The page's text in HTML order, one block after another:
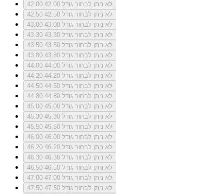
42.00
לא ניתן לבחור גודל 42.00
42.50
לא ניתן לבחור גודל 42.50
43.00
לא ניתן לבחור גודל 43.00
43.30
לא ניתן לבחור גודל 43.30
43.50
לא ניתן לבחור גודל 43.50
43.80
לא ניתן לבחור גודל 43.80
44.00
לא ניתן לבחור גודל 44.00
44.20
לא ניתן לבחור גודל 44.20
44.50
לא ניתן לבחור גודל 44.50
44.80
לא ניתן לבחור גודל 44.80
45.00
לא ניתן לבחור גודל 45.00
45.30
לא ניתן לבחור גודל 45.30
45.50
לא ניתן לבחור גודל 45.50
46.00
לא ניתן לבחור גודל 46.00
46.20
לא ניתן לבחור גודל 46.20
46.30
לא ניתן לבחור גודל 46.30
46.50
לא ניתן לבחור גודל 46.50
47.00
לא ניתן לבחור גודל 47.00
47.50
לא ניתן לבחור גודל 47.50